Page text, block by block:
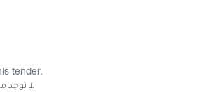
tender.
لا توجد